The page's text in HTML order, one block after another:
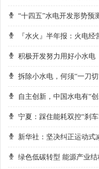
“十四五”水电开发形势预
『水火』半年报：火电
积极开发努力用好小水电
拆除小水电，何须“一刀切
自主创新，中国水电有“
宁夏：踩住能耗双控“刹
新华社：坚决纠正运动式
绿色低碳转型 能源产业